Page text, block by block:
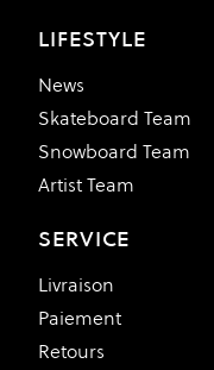
LIFESTYLE
News
Skateboard Team
Snowboard Team
Artist Team
SERVICE
Livraison
Paiement
Retours